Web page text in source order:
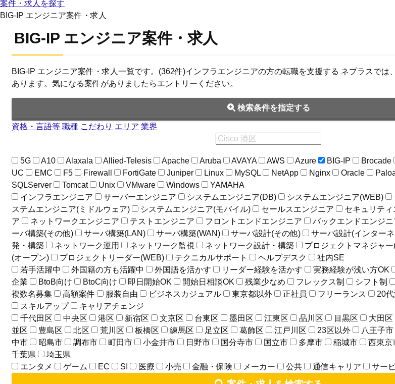
案件・求人を探す
BIG-IP エンジニア案件・求人
BIG-IP エンジニア案件・求人
BIG-IP エンジニア案件・求人一覧です。(362件)インフラエンジニアの方の転職を支援する ネプラスでは
あります。気になる案件がありましたらエントリーください。
検索条件を指定する
資格・言語等 職種 こだわり エリア 業界
5G A10 Alaxala Allied-Telesis Apache Aruba AVAYA AWS Azure BIG-IP Brocade
UC
EMC F5 Firewall FortiGate Juniper Linux MySQL NetApp Nginx Oracle
SQLServer
Tomcat Unix VMware Windows
YAMAHA
インフラエンジニア
サーバーエンジニア システムエンジニア(DB) システムエンジニア(WEB)
ステムエンジニア(ミドルウェア)
システムエンジニア(モバイル) セールスエンジニア セキュリテ
ア
ネットワークエンジニア テストエンジニア フロントエンドエンジニア バックエンドエンジニ
ーバ構築(その他)
サーバ構築(LAN) サーバ構築(WAN) サーバ設計(その他) サーバ設計(インター
発・構築
ネットワーク運用 ネットワーク監視 ネットワーク設計・構築 プロジェクトマネジャ
(オープン)
プロジェクトリーダー(WEB) テクニカルサポート ヘルプデスク
社内SE
若手活躍中
外国籍の方も活躍中 外国語を活かす リーダー経験を活かす 実務経験が浅い方OK
企業
BtoB向け BtoC向け 即日開始OK 開始日相談OK 残業少なめ フレックス制 シフト制
複数名募集
高額案件 服装自由 ビジネスカジュアル 東京都以外 正社員 フリーランス 20
スキルアップ
キャリアチェンジ
千代田区
中央区 港区 新宿区 文京区 台東区 墨田区 江東区 品川区 目黒区 大田区
並区
豊島区 北区 荒川区 板橋区 練馬区 足立区 葛飾区 江戸川区 23区以外 八王子市
中市
昭島市 調布市 町田市 小金井市 日野市 国分寺市 国立市 多摩市 稲城市 西東京
千葉県
埼玉県
エンタメ
ゲーム EC SI 医療 小売 金融・保険 メーカー 公共 通信キャリア サー